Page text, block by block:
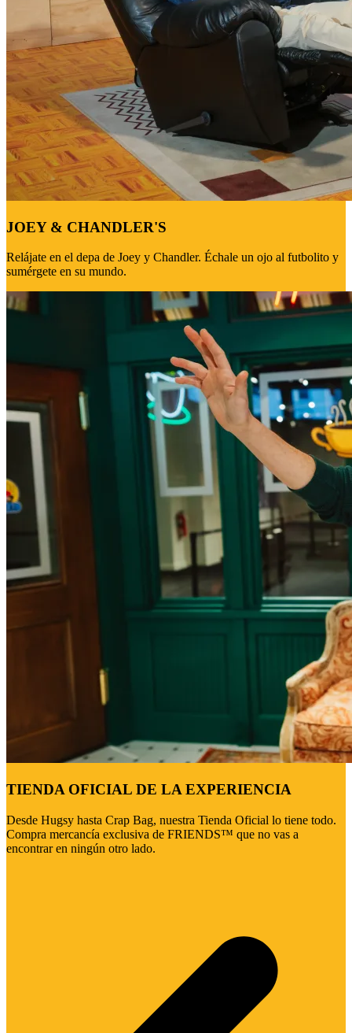
JOEY & CHANDLER'S
Relájate en el depa de Joey y Chandler. Échale un ojo al futbolito y
sumérgete en su mundo.
TIENDA OFICIAL DE LA EXPERIENCIA
Desde Hugsy hasta Crap Bag, nuestra Tienda Oficial lo tiene todo.
Compra mercancía exclusiva de FRIENDS™ que no vas a
encontrar en ningún otro lado.